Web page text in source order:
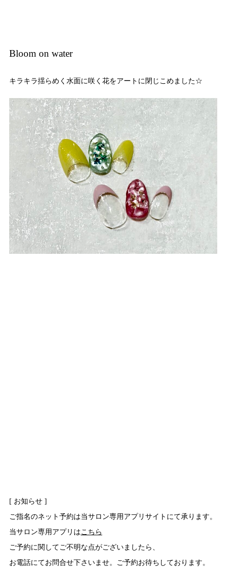
Bloom on water
キラキラ揺らめく水面に咲く花をアートに閉じこめました☆
[ お知らせ ]
ご指名のネット予約は当サロン専用アプリサイトにて承ります。
当サロン専用アプリはこちら
ご予約に関してご不明な点がございましたら、
お電話にてお問合せ下さいませ。ご予約お待ちしております。